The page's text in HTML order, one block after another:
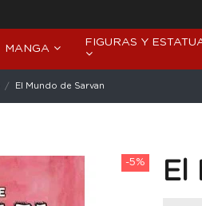
MANGA
FIGURAS Y
El Mundo de Sarvan
-5% El